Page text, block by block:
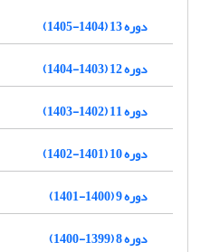
دوره 13 (1404-1405)
دوره 12 (1403-1404)
دوره 11 (1402-1403)
دوره 10 (1401-1402)
دوره 9 (1400-1401)
دوره 8 (1399-1400)